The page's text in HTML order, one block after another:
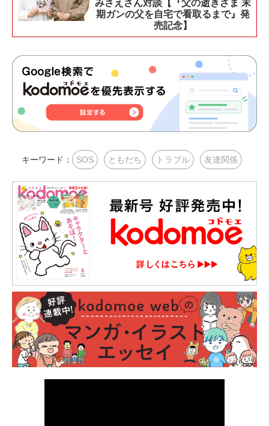
みさえさん対談【『父の逝きざま 末
期ガンの父を自宅で看取るまで』発
売記念】
キーワード： SOS ともだち トラブル 友達関係